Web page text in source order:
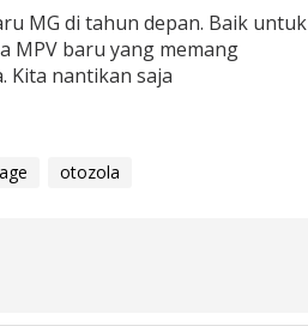
MG di tаhun dераn. Baik untuk
MPV baru уаng mеmаng
nаntіkаn ѕаjа
otozola